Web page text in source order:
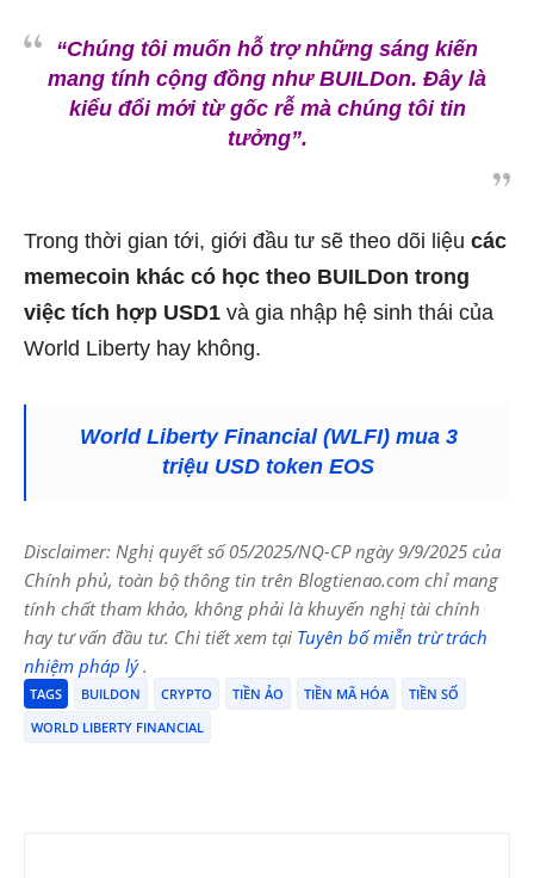
“Chúng tôi muốn hỗ trợ những sáng kiến
mang tính cộng đồng như BUILDon. Đây là
kiểu đổi mới từ gốc rễ mà chúng tôi tin
tưởng”.
Trong thời gian tới, giới đầu tư sẽ theo dõi liệu các
memecoin khác có học theo BUILDon trong
việc tích hợp USD1 và gia nhập hệ sinh thái của
World Liberty hay không.
World Liberty Financial (WLFI) mua 3
triệu USD token EOS
Disclaimer: Nghị quyết số 05/2025/NQ-CP ngày 9/9/2025 của
Chính phủ, toàn bộ thông tin trên Blogtienao.com chỉ mang
tính chất tham khảo, không phải là khuyến nghị tài chính
hay tư vấn đầu tư. Chi tiết xem tại Tuyên bố miễn trừ trách
nhiệm pháp lý.
TAGS BUILDON CRYPTO TIỀN ẢO TIỀN MÃ HÓA
TIỀN SỐ
WORLD LIBERTY FINANCIAL